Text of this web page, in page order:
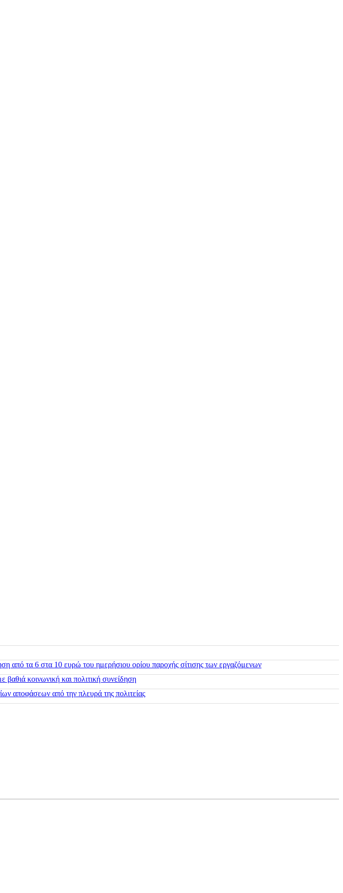
από τα 6 στα 10 ευρώ του ημερήσιου ορίου παροχής σίτισης των εργαζόμενων
κοινωνική και πολιτική συνείδηση
αποφάσεων από την πλευρά της πολιτείας